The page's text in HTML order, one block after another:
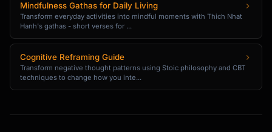
with [problem].
After using {{product_name}} for [timeframe],
- [Specific result with number]
- [Specific result with number]
- [Specific result with number]
Here's what they said:
Mindfulness Gathas for Daily Living
Transform everyday activities into mindful moments with Thich Nhat
Hanh's gathas - short verses for ...
Cognitive Reframing Guide
Transform negative thought patterns using Stoic philosophy and CBT
techniques to change how you inte...